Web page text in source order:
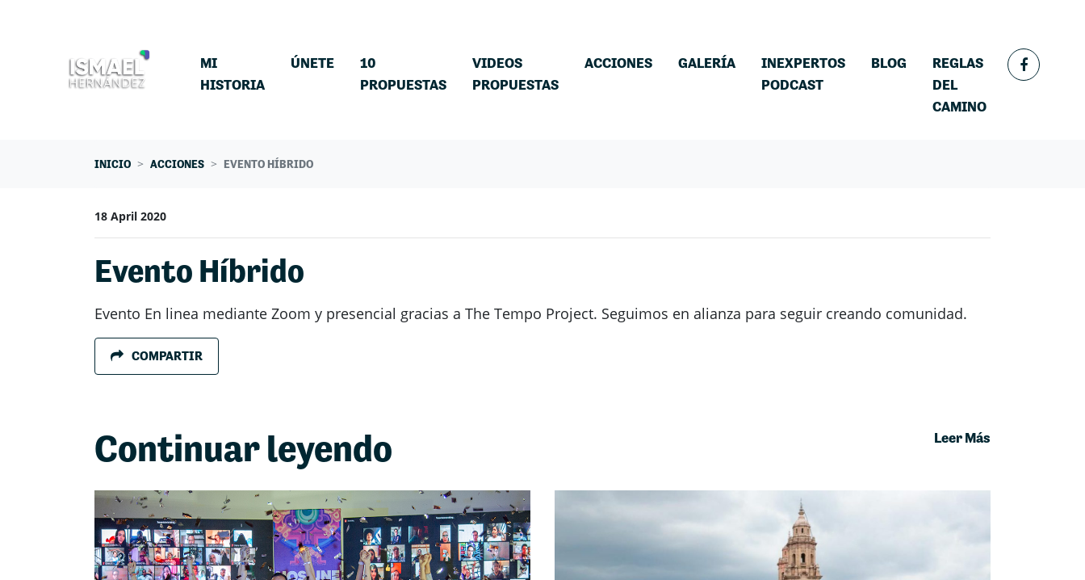
MI
HISTORIA
ÚNETE
10
PROPUESTAS
VIDEOS
PROPUESTAS
ACCIONES(CURRENT)
GALERÍA
INEXPERTOS
PODCAST
BLOG
REGLAS
DEL
CAMINO
INICIO ACCIONES EVENTO HÍBRIDO
18 April 2020
Evento Híbrido
Evento En linea mediante Zoom y presencial gracias a The Tempo Project. Seguimos en alianza para seguir creando comunidad.
COMPARTIR
Continuar leyendo Leer Más